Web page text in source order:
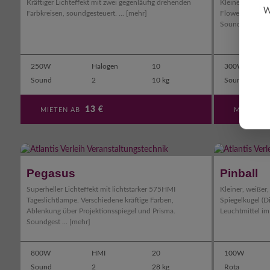
Kräftiger Lichteffekt mit zwei gegenläufig drehenden
Farbkreisen, soundgesteuert. ...
[mehr]
250W Halogen
10
Sound
2 10 kg
MIETEN AB 13 €
Kleiner Flower
Flower, der
300W
Sound
MIETEN
Pegasus
Superheller Lichteffekt mit lichtstarker 575HMI
Tageslichtlampe. Verschiedene kräftige Farben,
Ablenkung über Projektionsspiegel und Prisma.
Soundgest ...
[mehr]
800W HMI
20
Sound
2 28 kg
Pinball
Kleiner,
Spiegelkugel
Leuchtmittel im
100W
Rota